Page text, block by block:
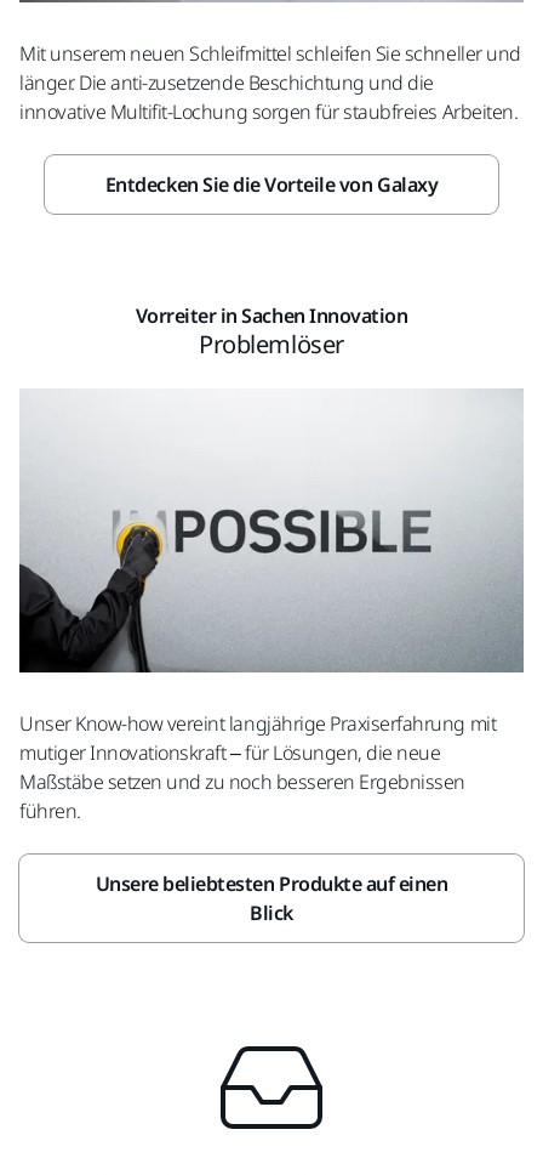
Mit unserem neuen Schleifmittel schleifen Sie schneller und
länger. Die anti-zusetzende Beschichtung und die
innovative Multifit-Lochung sorgen für staubfreies Arbeiten.
Entdecken Sie die Vorteile von Galaxy
Vorreiter in Sachen Innovation
Problemlöser
Unser Know-how vereint langjährige Praxiserfahrung mit
mutiger Innovationskraft – für Lösungen, die neue
Maßstäbe setzen und zu noch besseren Ergebnissen
führen.
Unsere beliebtesten Produkte auf einen
Blick